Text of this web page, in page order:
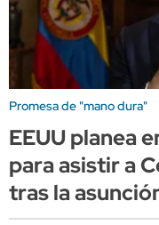
Promesa de "mano dura"
EEUU planea
para asistir a
tras la